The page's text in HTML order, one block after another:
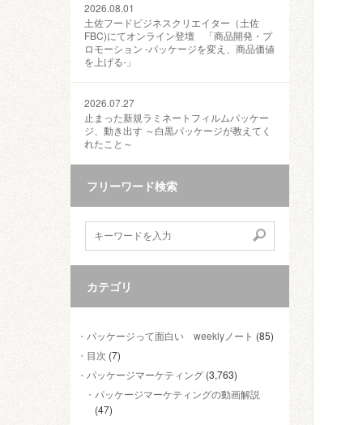
2026.08.01
土佐フードビジネスクリエイター（土佐
FBC)にてオンライン登壇 「商品開発・プ
ロモーション ‐パッケージを変え、商品価値
を上げる‐」
2026.07.27
止まった新規ラミネートフィルムパッケー
ジ、動き出す ～白黒パッケージが教えてく
れたこと～
フリーワード検索
カテゴリ
パッケージって面白い weeklyノート (85)
目次 (7)
パッケージマーケティング (3,763)
パッケージマーケティングの動画解説
(47)